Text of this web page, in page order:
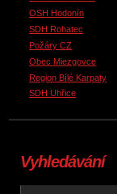
OSH Hodonín
SDH Rohatec
Požáry CZ
Obec Miezgovce
Region Bílé Karpaty
SDH Uhřice
Vyhledávání